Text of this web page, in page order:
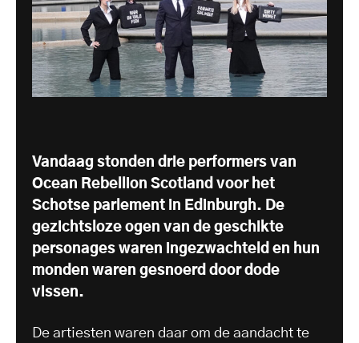
Vandaag stonden drie performers van
Ocean Rebellion Scotland voor het
Schotse parlement in Edinburgh. De
gezichtsloze ogen van de geschikte
personages waren ingezwachteld en hun
monden waren gesnoerd door dode
vissen.
De artiesten waren daar om de aandacht te